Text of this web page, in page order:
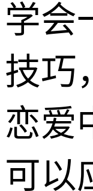
学会
技巧
恋爱
可以